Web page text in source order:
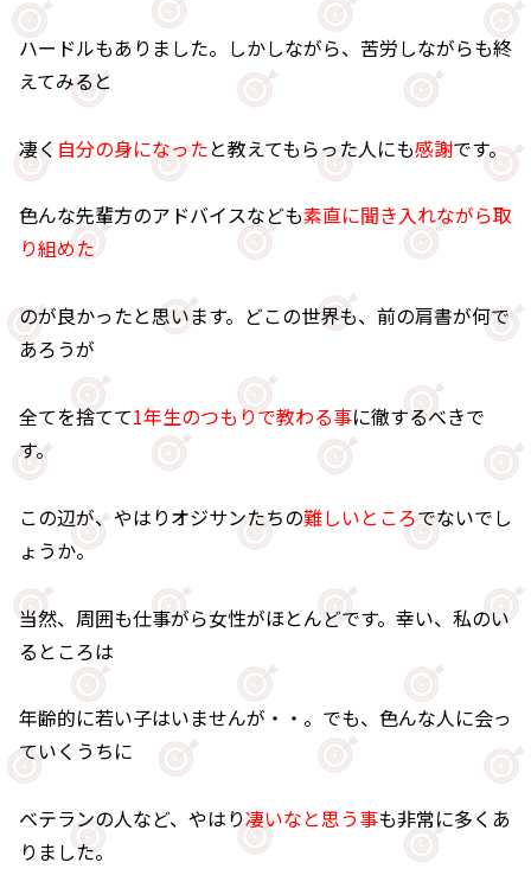
ハードルもありました。しかしながら、苦労しながらも終
えてみると
凄く 自分の身になったと教えてもらった人にも感謝です。
色んな先輩方のアドバイスなども素直に聞き入れながら取
り組めた
のが良かったと思います。どこの世界も、前の肩書が何で
あろうが
全てを捨てて1年生のつもりで教わる事に徹するべきで
す。
この辺が、やはりオジサンたちの難しいところでないでし
ょうか。
当然、周囲も仕事がら女性がほとんどです。幸い、私のい
るところは
年齢的に若い子はいませんが・・。でも、色んな人に会っ
ていくうちに
ベテランの人など、やはり凄いなと思う事も非常に多くあ
りました。